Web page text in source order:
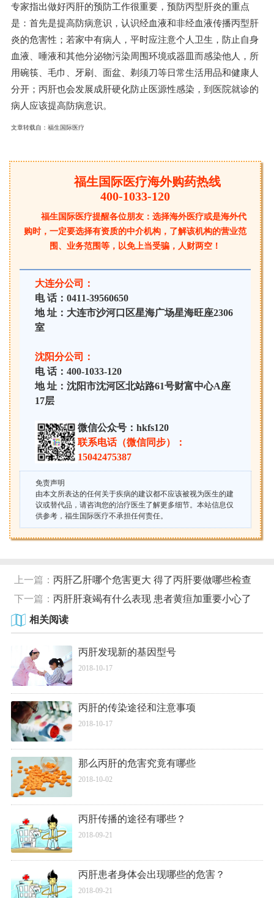
专家指出做好丙肝的预防工作很重要，预防丙型肝炎的重点
是：首先是提高防病意识，认识经血液和非经血液传播丙型肝
炎的危害性；若家中有病人，平时应注意个人卫生，防止自身
血液、唾液和其他分泌物污染周围环境或器皿而感染他人，所
用碗筷、毛巾、牙刷、面盆、剃须刀等日常生活用品和健康人
分开；丙肝也会发展成肝硬化防止医源性感染，到医院就诊的
病人应该提高防病意识。
文章转载自： 福生国际医疗
福生国际医疗海外购药热线
400-1033-120
福生国际医疗提醒各位朋友：选择海外医疗或是海外代
购时，一定要选择有资质的中介机构，了解该机构的营业范
围、业务范围等，以免上当受骗，人财两空！
大连分公司：
电 话：0411-39560650
地 址：大连市沙河口区星海广场星海旺座2306
室
沈阳分公司：
电 话：400-1033-120
地 址：沈阳市沈河区北站路61号财富中心A座
17层
微信公众号：hkfs120
联系电话（微信同步）：
15042475387
免责声明
由本文所表达的任何关于疾病的建议都不应该被视为医生的建
议或替代品，请咨询您的治疗医生了解更多细节。本站信息仅
供参考，福生国际医疗不承担任何责任。
上一篇： 丙肝乙肝哪个危害更大 得了丙肝要做哪些检查
下一篇： 丙肝肝衰竭有什么表现 患者黄疸加重要小心了
相关阅读
丙肝发现新的基因型号
2018-10-17
丙肝的传染途径和注意事项
2018-10-17
那么丙肝的危害究竟有哪些
2018-10-02
丙肝传播的途径有哪些？
2018-09-21
丙肝患者身体会出现哪些的危害？
2018-09-21